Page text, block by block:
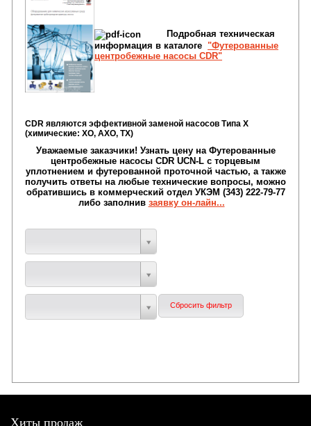
Подробная техническая
информация в каталоге "Футерованные
центробежные насосы CDR"
CDR являются эффективной заменой насосов Типа Х
(химические: ХО, АХО, ТХ)
Уважаемые заказчики! Узнать цену на Футерованные
центробежные насосы CDR UCN-L с торцевым
уплотнением и футерованной проточной частью , а также
получить ответы на любые технические вопросы, можно
обратившись в коммерческий отдел УКЭМ (343) 222-79-77
либо заполнив заявку он-лайн...
Хиты продаж